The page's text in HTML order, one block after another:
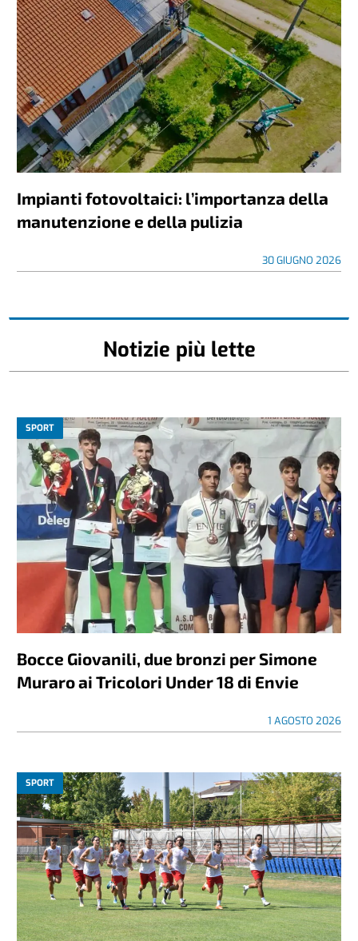
Impianti fotovoltaici: l’importanza della
manutenzione e della pulizia
30 GIUGNO 2026
Notizie più lette
SPORT
Bocce Giovanili, due bronzi per Simone
Muraro ai Tricolori Under 18 di Envie
1 AGOSTO 2026
SPORT